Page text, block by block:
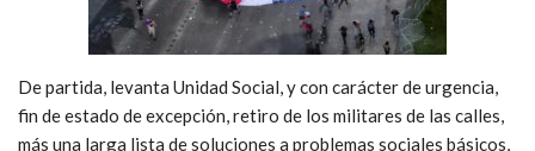
De partida, levanta Unidad Social, y con carácter de urgencia,
fin de estado de excepción, retiro de los militares de las calles,
más una larga lista de soluciones a problemas sociales básicos,